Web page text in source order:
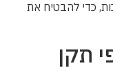
כדי להבטיח את
תקן